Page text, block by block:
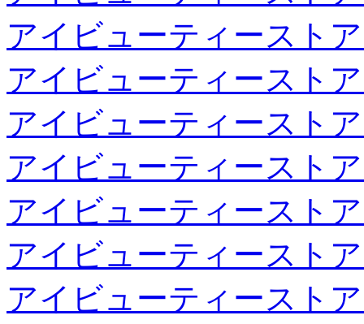
アイビューティースト
アイビューティースト
アイビューティースト
アイビューティースト
アイビューティースト
アイビューティースト
アイビューティースト